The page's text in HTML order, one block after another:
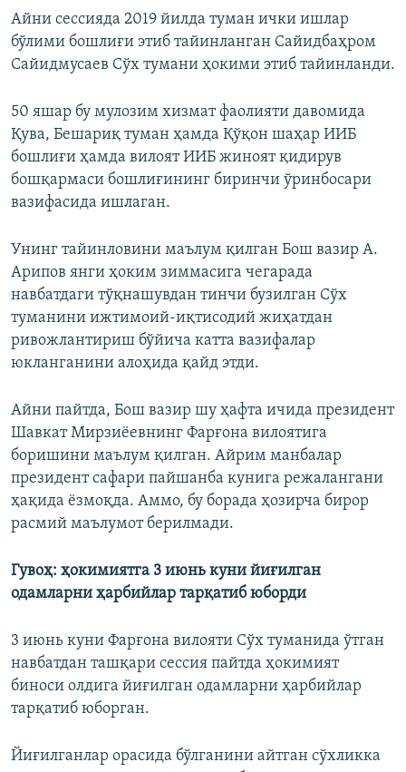
Айни сессияда 2019 йилда туман ички ишлар
бўлими бошлиғи этиб тайинланган Сайидбаҳром
Сайидмусаев Сўх тумани ҳокими этиб тайинланди.
50 яшар бу мулозим хизмат фаолияти давомида
Қува, Бешариқ туман ҳамда Қўқон шаҳар ИИБ
бошлиғи ҳамда вилоят ИИБ жиноят қидирув
бошқармаси бошлиғининг биринчи ўринбосари
вазифасида ишлаган.
Унинг тайинловини маълум қилган Бош вазир А.
Арипов янги ҳоким зиммасига чегарада
навбатдаги тўқнашувдан тинчи бузилган Сўх
туманини ижтимоий-иқтисодий жиҳатдан
ривожлантириш бўйича катта вазифалар
юкланганини алоҳида қайд этди.
Айни пайтда, Бош вазир шу ҳафта ичида президент
Шавкат Мирзиёевнинг Фарғона вилоятига
боришини маълум қилган. Айрим манбалар
президент сафари пайшанба кунига режалангани
ҳақида ёзмоқда. Аммо, бу борада ҳозирча бирор
расмий маълумот берилмади.
Гувоҳ: ҳокимиятга 3 июнь куни йиғилган
одамларни ҳарбийлар тарқатиб юборди
3 июнь куни Фарғона вилояти Сўх туманида ўтган
навбатдан ташқари сессия пайтда ҳокимият
биноси олдига йиғилган одамларни ҳарбийлар
тарқатиб юборган.
Йиғилганлар орасида бўлганини айтган сўхликка